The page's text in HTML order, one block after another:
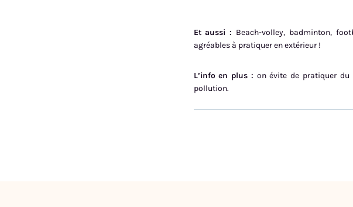
Et aussi : Beach-volley, badminton,
agréables à pratiquer en extérieur !
L’info en plus : on évite de pratiquer du
pollution.